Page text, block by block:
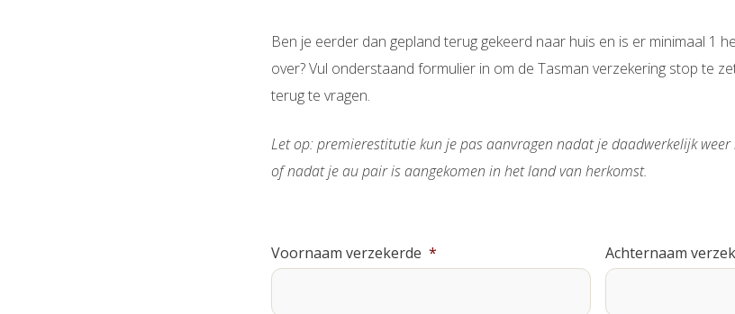
Ben je eerder dan gepland terug gekeerd naar huis en is er minimaal 1
over? Vul onderstaand formulier in om de Tasman verzekering stop te
terug te vragen.
Let op: premierestitutie kun je pas aanvragen nadat je daadwerkelijk
of nadat je au pair is aangekomen in het land van herkomst.
Voornaam verzekerde * Achternaam